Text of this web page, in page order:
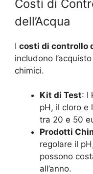
Costi di
dell’Acqua
I costi di controllo
includono
chimici.
Kit di Test: I
pH, il cloro e
tra 20 e 50
Prodotti
regolare il
possono
all’anno.